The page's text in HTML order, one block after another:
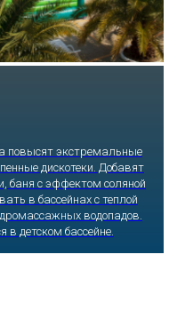
повысят экстремальные
дискотеки. Добавят
баня с эффектом соляной
в бассейнах с теплой
водопадов.
детском бассейне.